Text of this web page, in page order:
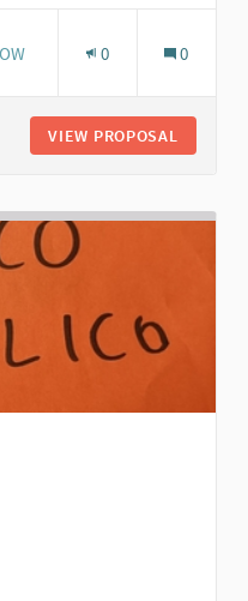
0 0
VIEW PROPOSAL